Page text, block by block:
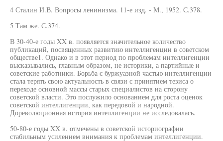
4 Сталин И.В. Вопросы ленинизма. 11-е изд. - М., 1952. С.378.
5 Там же. С.374.
В 30-40-е годы XX в. появляется значительное количество
публикаций, посвященных развитию интеллигенции в советском
обществе1. Однако и в этот период по проблемам интеллигенции
высказывались, главным образом, не историки, а партийные и
советские работники. Борьба с буржуазной частью интеллигенции
стала терять свою актуальность в связи с принятием тезиса о
переходе основной массы старых специалистов на сторону
советской власти. Это послужило основанием для роста оценок
советской интеллигенции, как передовой и народной.
Дореволюционная история интеллигенции не исследовалась.
50-80-е годы XX в. отмечены в советской историографии
стабильным усилением внимания к проблемам интеллигенции.